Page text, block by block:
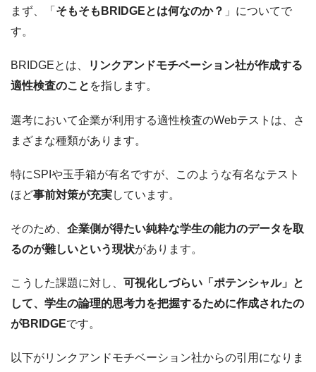
まず、「 そもそもBRIDGEとは何なのか？ 」についてで
す。
BRIDGEとは、
リンクアンドモチベーション社が作成する
適性検査のこと を指します。
選考において企業が利用する適性検査のWebテストは、さ
まざまな種類があります。
特にSPIや玉手箱が有名ですが、このような有名なテスト
ほど事前対策が充実しています。
そのため、 企業側が得たい純粋な学生の能力のデータを取
るのが難しいという現状があります。
こうした課題に対し、 可視化しづらい「ポテンシャル」と
して、学生の論理的思考力を把握するために作成されたの
がBRIDGEです。
以下がリンクアンドモチベーション社からの引用になりま